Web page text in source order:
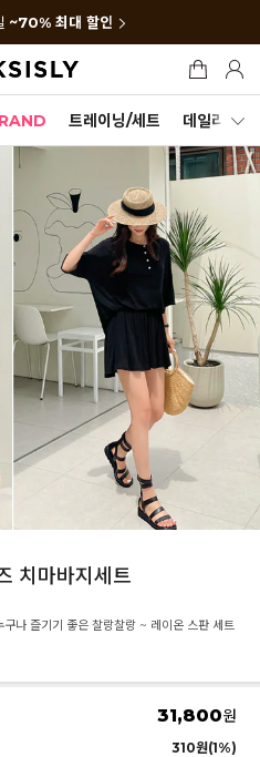
~70% 최대 할인
트레이닝/세트 데일리세트
치마바지세트
나 즐기기 좋은 찰랑찰랑 ~ 레이온 스판 세트
31,800원
310원(1%)